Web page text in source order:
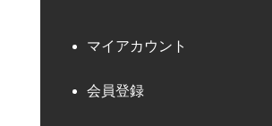
マイアカウント
会員登録